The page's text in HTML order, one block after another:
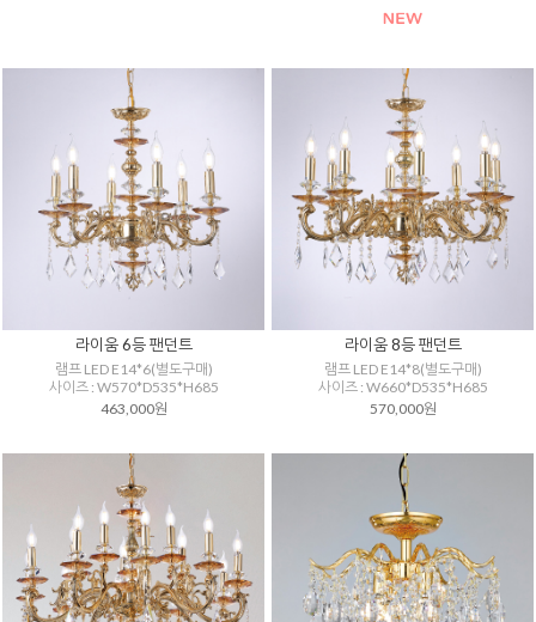
라이움 6등 팬던트
램프 LED E14*6(별도구매)
사이즈 : W570*D535*H685
463,000원
라이움 8등 팬던트
램프 LED E14*8(별도구매)
사이즈 : W660*D535*H685
570,000원